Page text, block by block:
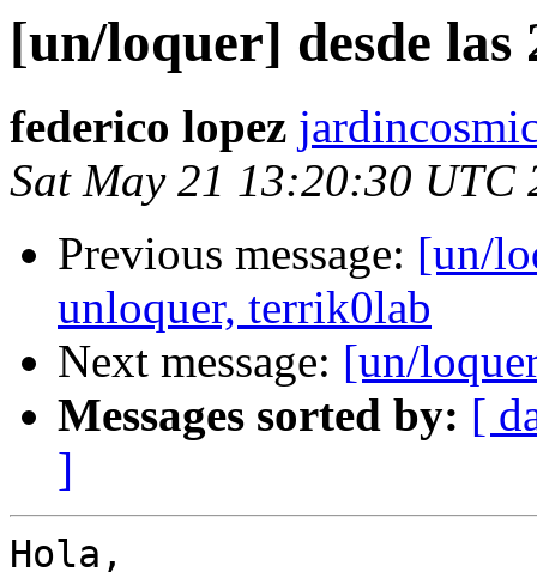
[un/loquer] desde las
federico lopez
Sat May 21 13:20:30 UTC
Previous message: [un/
unloquer, terrik0lab
Next message: [un/
Messages sorted by: [
]
Hola,